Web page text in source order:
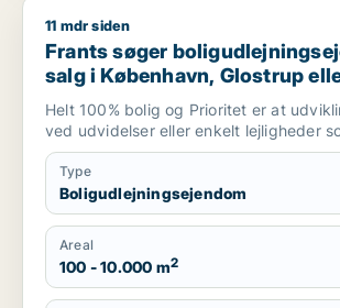
Frants søger boligudlejningsejendom
11 mdr siden
Frants søger
salg i København, Glostrup
m.fl.
Helt 100% bolig og Prioritet er at
ved udvidelser eller enkelt lejligheder
Type
Boligudlejningsejendom
Areal
100 - 10.000 m2